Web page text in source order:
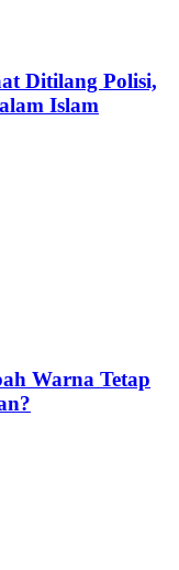
Ditilang Polisi,
Islam
Warna Tetap